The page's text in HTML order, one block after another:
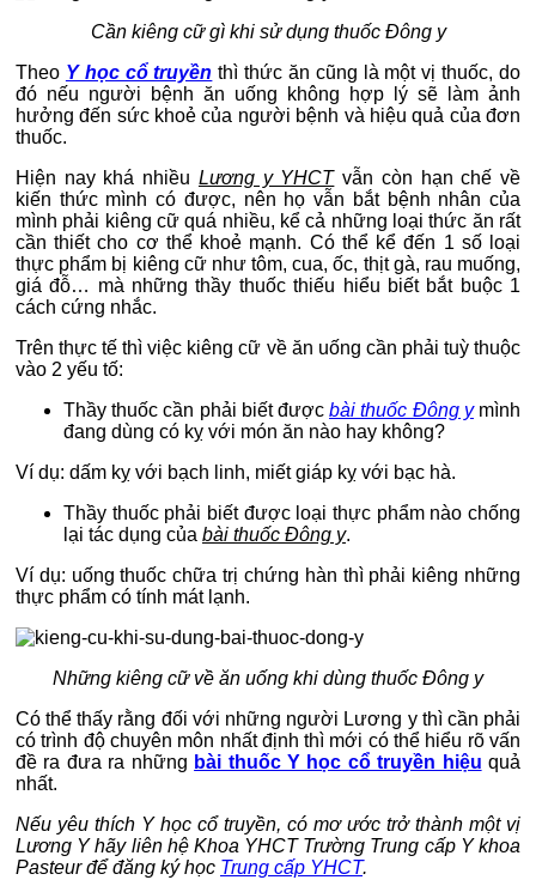
Cần kiêng cữ gì khi sử dụng thuốc Đông y
Theo Y học cổ truyền thì thức ăn cũng là một vị thuốc, do
đó nếu người bệnh ăn uống không hợp lý sẽ làm ảnh
hưởng đến sức khoẻ của người bệnh và hiệu quả của đơn
thuốc.
Hiện nay khá nhiều Lương y YHCTvẫn còn hạn chế về
kiến thức mình có được, nên họ vẫn bắt bệnh nhân của
mình phải kiêng cữ quá nhiều, kể cả những loại thức ăn rất
cần thiết cho cơ thể khoẻ mạnh. Có thể kể đến 1 số loại
thực phẩm bị kiêng cữ như tôm, cua, ốc, thịt gà, rau muống,
giá đỗ… mà những thầy thuốc thiếu hiểu biết bắt buộc 1
cách cứng nhắc.
Trên thực tế thì việc kiêng cữ về ăn uống cần phải tuỳ thuộc
vào 2 yếu tố:
Thầy thuốc cần phải biết đượcbài thuốc Đông ymình
đang dùng có kỵ với món ăn nào hay không?
Ví dụ: dấm kỵ với bạch linh, miết giáp kỵ với bạc hà.
Thầy thuốc phải biết được loại thực phẩm nào chống
lại tác dụng của bài thuốc Đông y.
Ví dụ: uống thuốc chữa trị chứng hàn thì phải kiêng những
thực phẩm có tính mát lạnh.
Những kiêng cữ về ăn uống khi dùng thuốc Đông y
Có thể thấy rằng đối với những người Lương y thì cần phải
có trình độ chuyên môn nhất định thì mới có thể hiểu rõ vấn
đề ra đưa ra những bài thuốc Y học cổ truyền hiệu quả
nhất.
Nếu yêu thích Y học cổ truyền, có mơ ước trở thành một vị
Lương Y hãy liên hệ Khoa YHCT Trường Trung cấp Y khoa
Pasteur để đăng ký học Trung cấp YHCT.